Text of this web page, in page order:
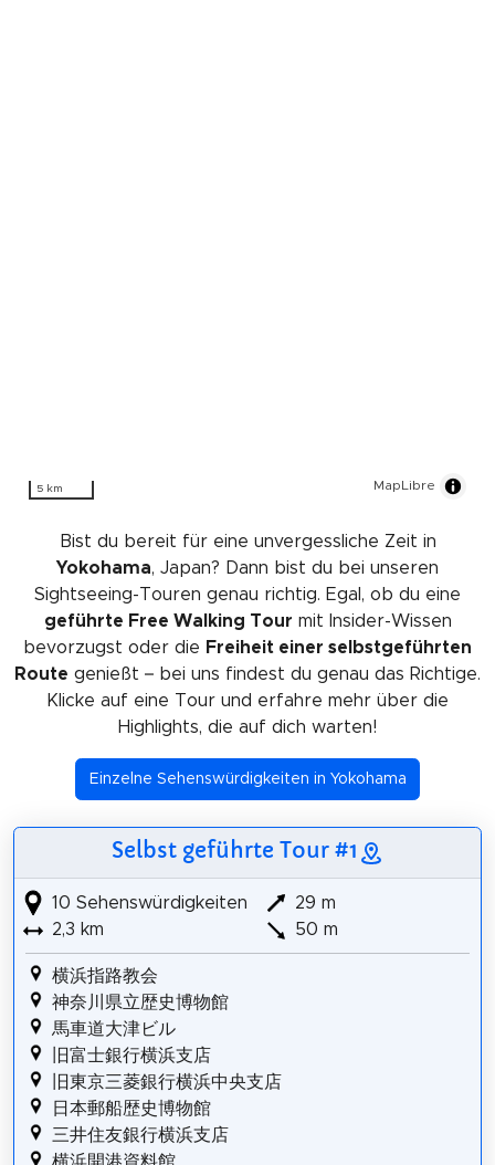
5 km MapLibre
Bist du bereit für eine unvergessliche Zeit in
Yokohama, Japan? Dann bist du bei unseren
Sightseeing-Touren genau richtig. Egal, ob du eine
geführte Free Walking Tour mit Insider-Wissen
bevorzugst oder die Freiheit einer selbstgeführten
Route genießt – bei uns findest du genau das Richtige.
Klicke auf eine Tour und erfahre mehr über die
Highlights, die auf dich warten!
Einzelne Sehenswürdigkeiten in Yokohama
Selbst geführte Tour #1
10 Sehenswürdigkeiten
2,3 km
29 m
50 m
横浜指路教会
神奈川県立歴史博物館
馬車道大津ビル
旧富士銀行横浜支店
旧東京三菱銀行横浜中央支店
日本郵船歴史博物館
三井住友銀行横浜支店